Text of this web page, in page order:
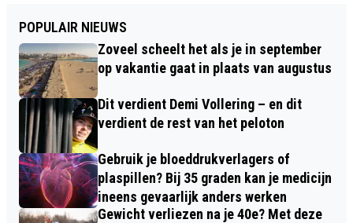
POPULAIR NIEUWS
Zoveel scheelt het als je in september
op vakantie gaat in plaats van augustus
Dit verdient Demi Vollering – en dit
verdient de rest van het peloton
Gebruik je bloeddrukverlagers of
plaspillen? Bij 35 graden kan je medicijn
ineens gevaarlijk anders werken
Gewicht verliezen na je 40e? Met deze